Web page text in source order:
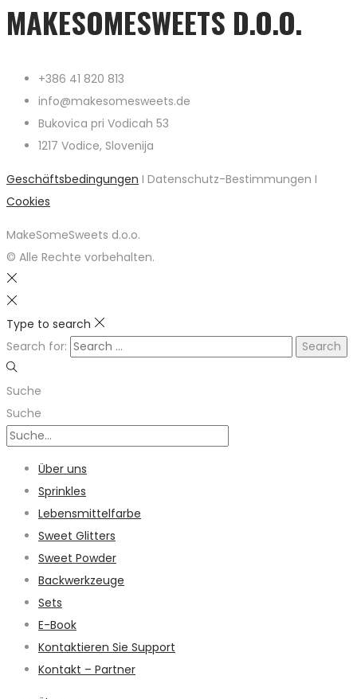
MAKESOMESWEETS D.O.O.
+386 41 820 813
info@makesomesweets.de
Bukovica pri Vodicah 53
1217 Vodice, Slovenija
Geschäftsbedingungen I Datenschutz-Bestimmungen I
Cookies
MakeSomeSweets d.o.o.
© Alle Rechte vorbehalten.
Type to search
Search for:
Suche
Suche
Über uns
Sprinkles
Lebensmittelfarbe
Sweet Glitters
Sweet Powder
Backwerkzeuge
Sets
E-Book
Kontaktieren Sie Support
Kontakt – Partner